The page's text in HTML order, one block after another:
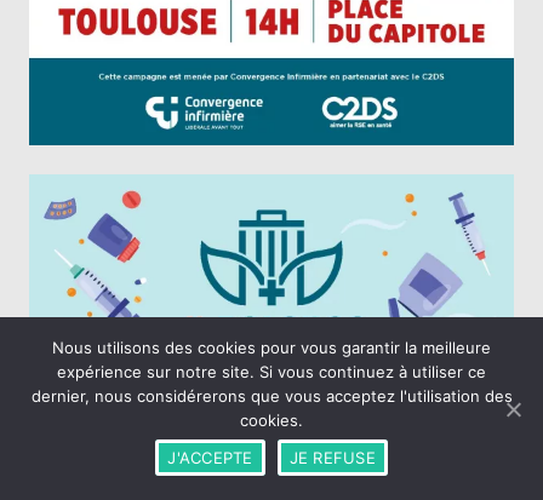
Nous utilisons des cookies pour vous garantir la meilleure
expérience sur notre site. Si vous continuez à utiliser ce
dernier, nous considérerons que vous acceptez l'utilisation des
cookies.
J'ACCEPTE
JE REFUSE